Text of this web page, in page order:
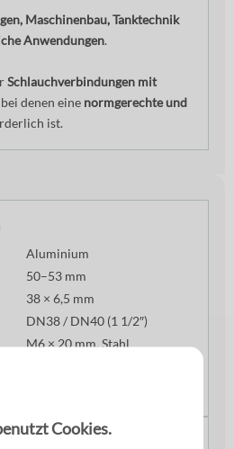
Cookies.
Maschinenbau, Tanktechnik
Anwendungen.
Schlauchverbindungen mit
denen eine normgerechte und
ist.
Aluminium
50–53 mm
38 × 6,5 mm
DN38 / DN40 (1 1/2″)
M6 × 20 mm, Stahl